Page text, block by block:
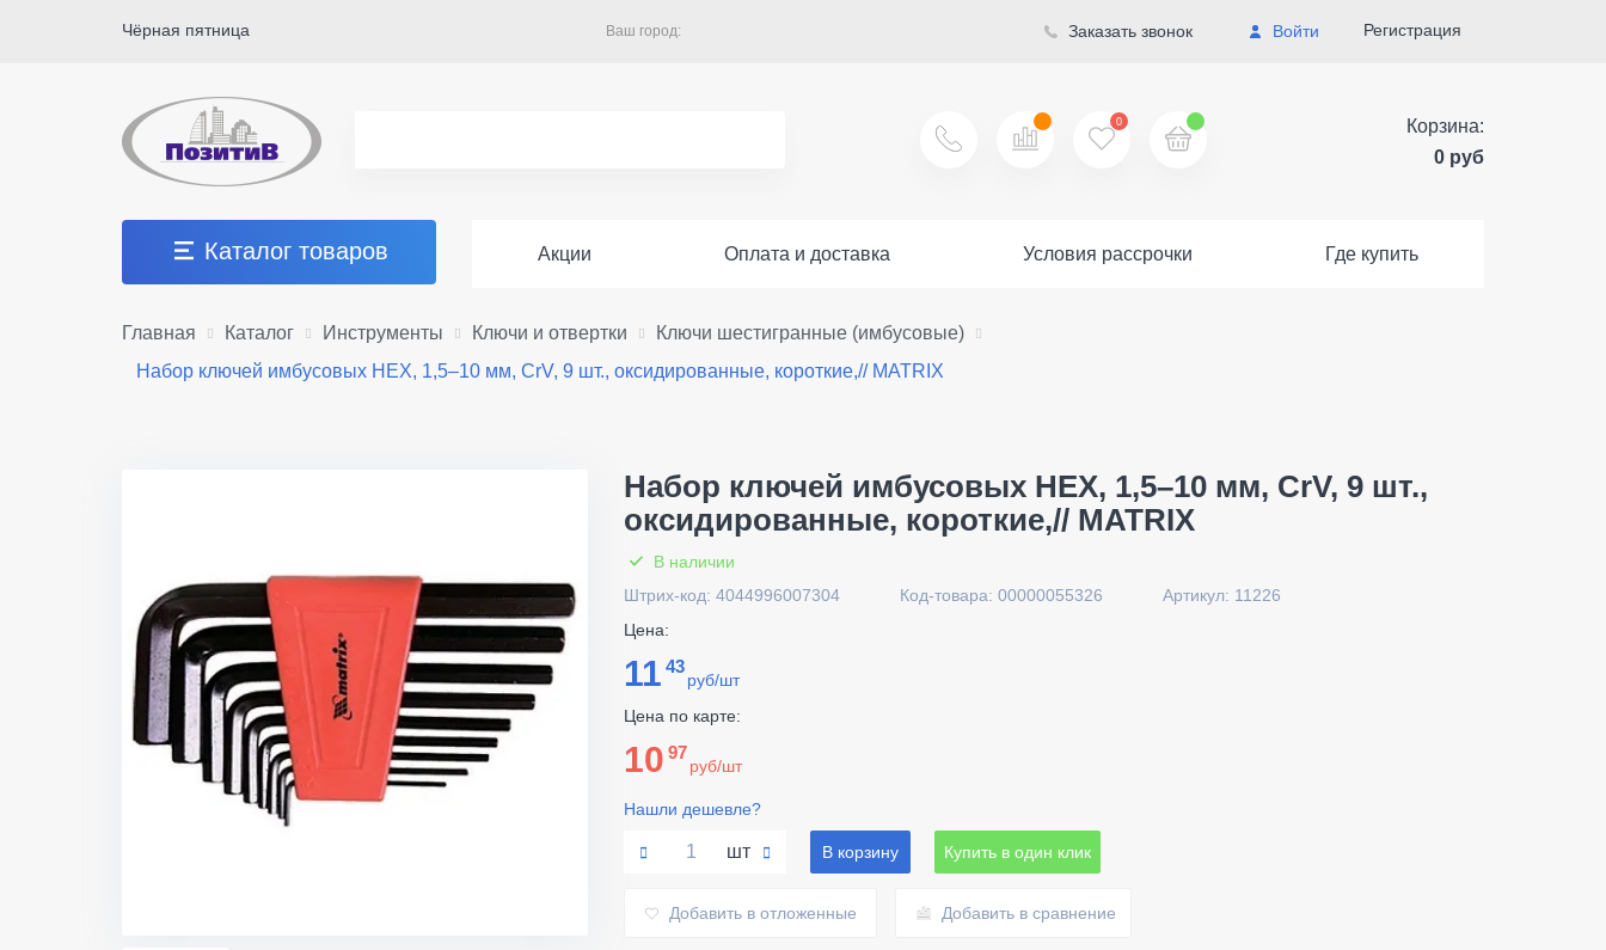
Чёрная пятница Ваш город: Заказать звонок Войти Регистрация
0
Корзина:
0 руб
Каталог товаров Акции Оплата и доставка Условия рассрочки Где купить
Главная Каталог Инструменты Ключи и отвертки
Ключи шестигранные (имбусовые)
Набор ключей имбусовых HEX, 1,5–10 мм, CrV, 9 шт., оксидированные, короткие,// MATRIX
Набор ключей имбусовых HEX, 1,5–10 мм, CrV, 9 шт.,
оксидированные, короткие,// MATRIX
В наличии
Штрих-код: 4044996007304
Код-товара: 00000055326
Артикул: 11226
Цена:
11 43
руб/шт
Цена по карте:
10 97
руб/шт
Нашли дешевле?
шт В корзину Купить в один клик
Добавить в отложенные Добавить в сравнение